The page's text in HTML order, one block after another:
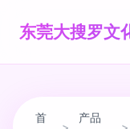
东莞大搜罗文
首
产品